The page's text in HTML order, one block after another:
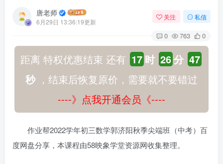
唐老师
6月29日 13:36:19更新
关注 私信
0 763 0
距离 特权优惠结束 还有 17 时 26分 46
秒，结束后恢复原价，需要就不要错过
----》点我开通会员《----
作业帮2022学年初三数学郭济阳秋季尖端班（中考）百
度网盘分享，本课程由58映象学堂资源网收集整理。